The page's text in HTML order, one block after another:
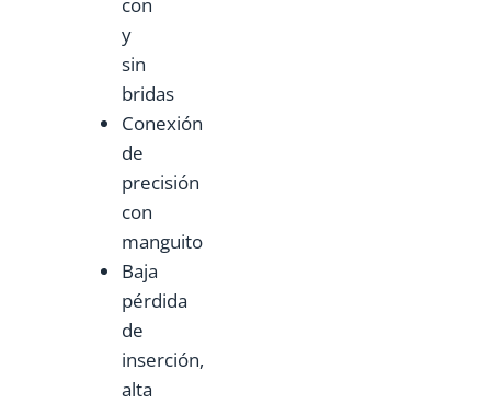
y
sin
bridas
Conexión
de
precisión
con
manguito
Baja
pérdida
de
inserción,
alta